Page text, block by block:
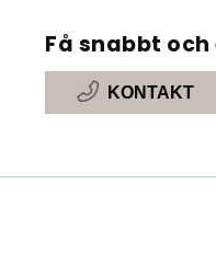
Få snabbt
KONTAKT